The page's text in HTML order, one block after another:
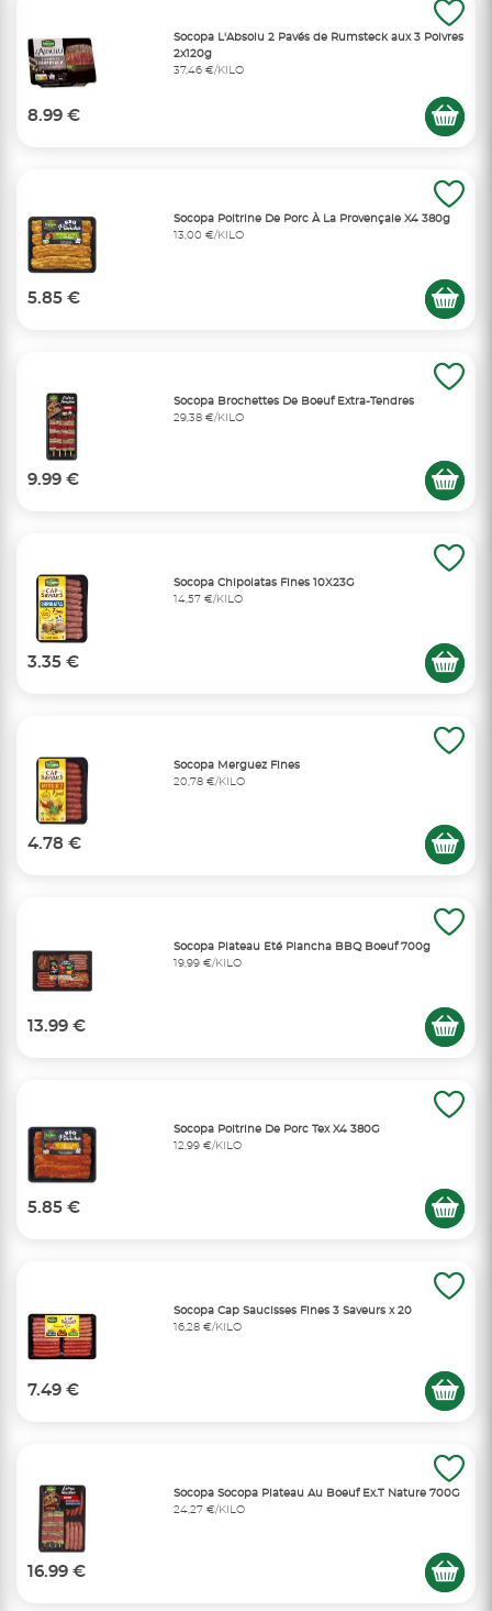
Socopa L'Absolu 2 Pavés de Rumsteck aux 3 Poivres
2x120g
37,46 €/KILO
8.99 €
Socopa Poitrine De Porc À La Provençale X4 380g
13,00 €/KILO
5.85 €
Socopa Brochettes De Boeuf Extra-Tendres
29,38 €/KILO
9.99 €
Socopa Chipolatas Fines 10X23G
14,57 €/KILO
3.35 €
Socopa Merguez Fines
20,78 €/KILO
4.78 €
Socopa Plateau Eté Plancha BBQ Boeuf 700g
19,99 €/KILO
13.99 €
Socopa Poitrine De Porc Tex X4 380G
12,99 €/KILO
5.85 €
Socopa Cap Saucisses Fines 3 Saveurs x 20
16,28 €/KILO
7.49 €
Socopa Socopa Plateau Au Boeuf Ex.T Nature 700G
24,27 €/KILO
16.99 €